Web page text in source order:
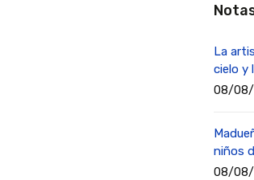
La
cielo y
08/
niños
08/